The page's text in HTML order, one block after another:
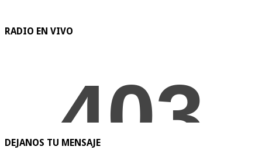
RADIO EN VIVO
DEJANOS TU MENSAJE